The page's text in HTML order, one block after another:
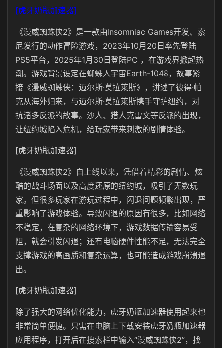
[虎牙奶瓶加速器]
《漫威蜘蛛侠2》是一款由Insomniac Games开发、索
尼发行的动作冒险游戏，2023年10月20日率先登陆
PS5平台，2025年1月30日登陆PC ，在游戏界掀起热
潮。游戏背景设定在蜘蛛人宇宙Earth-1048，故事紧
接《漫威蜘蛛侠：迈尔斯·莫拉莱斯》，讲述了彼得·帕
克从海外归来，与迈尔斯·莫拉莱斯携手守护纽约，对
抗诸多反派的故事。沙人、猎人克雷文等反派的出现，
让纽约城陷入危机，给玩家带来刺激的剧情体验。
[虎牙奶瓶加速器]
《漫威蜘蛛侠2》自上线以来，凭借着精彩的剧情、炫
酷的战斗场面以及高度还原的纽约城，吸引了无数玩
家。但很多玩家在游玩过程中，闪退问题频繁出现，严
重影响了游戏体验。导致闪退的原因有很多，比如网络
不稳定，在复杂的网络环境下，游戏数据传输容易受
阻，就会引发闪退；还有电脑硬件性能不足，无法完全
支撑游戏的高画质和复杂运算，也可能造成游戏崩溃退
出。
[虎牙奶瓶加速器]
除了强大的网络优化能力，虎牙奶瓶加速器使用起来也
非常简单便捷。只需在电脑上下载安装虎牙奶瓶加速器
应用程序，打开后在搜索栏中输入“漫威蜘蛛侠2”，找